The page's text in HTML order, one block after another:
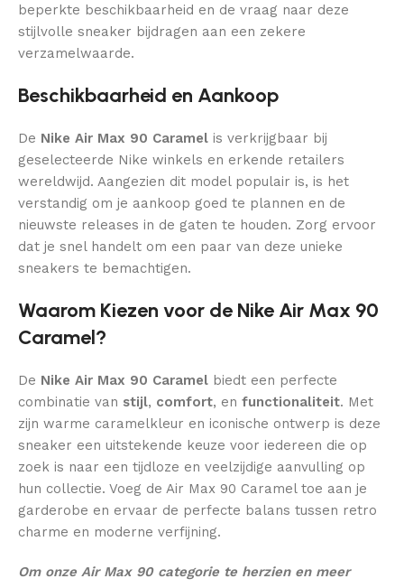
beperkte beschikbaarheid en de vraag naar deze
stijlvolle sneaker bijdragen aan een zekere
verzamelwaarde.
Beschikbaarheid en Aankoop
De Nike Air Max 90 Caramel is verkrijgbaar bij
geselecteerde Nike winkels en erkende retailers
wereldwijd. Aangezien dit model populair is, is het
verstandig om je aankoop goed te plannen en de
nieuwste releases in de gaten te houden. Zorg ervoor
dat je snel handelt om een paar van deze unieke
sneakers te bemachtigen.
Waarom Kiezen voor de Nike Air Max 90
Caramel?
De Nike Air Max 90 Caramel biedt een perfecte
combinatie van stijl, comfort, en functionaliteit. Met
zijn warme caramelkleur en iconische ontwerp is deze
sneaker een uitstekende keuze voor iedereen die op
zoek is naar een tijdloze en veelzijdige aanvulling op
hun collectie. Voeg de Air Max 90 Caramel toe aan je
garderobe en ervaar de perfecte balans tussen retro
charme en moderne verfijning.
Om onze Air Max 90 categorie te herzien en meer